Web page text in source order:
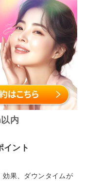
内
イント
効果、ダウンタイムが